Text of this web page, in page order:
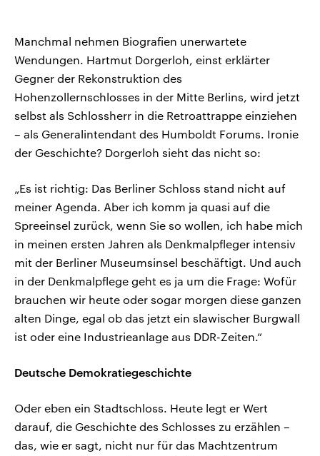
Manchmal nehmen Biografien unerwartete
Wendungen. Hartmut Dorgerloh, einst erklärter
Gegner der Rekonstruktion des
Hohenzollernschlosses in der Mitte Berlins, wird jetzt
selbst als Schlossherr in die Retroattrappe einziehen
– als Generalintendant des Humboldt Forums. Ironie
der Geschichte? Dorgerloh sieht das nicht so:
„Es ist richtig: Das Berliner Schloss stand nicht auf
meiner Agenda. Aber ich komm ja quasi auf die
Spreeinsel zurück, wenn Sie so wollen, ich habe mich
in meinen ersten Jahren als Denkmalpfleger intensiv
mit der Berliner Museumsinsel beschäftigt. Und auch
in der Denkmalpflege geht es ja um die Frage: Wofür
brauchen wir heute oder sogar morgen diese ganzen
alten Dinge, egal ob das jetzt ein slawischer Burgwall
ist oder eine Industrieanlage aus DDR-Zeiten.“
Deutsche Demokratiegeschichte
Oder eben ein Stadtschloss. Heute legt er Wert
darauf, die Geschichte des Schlosses zu erzählen –
das, wie er sagt, nicht nur für das Machtzentrum